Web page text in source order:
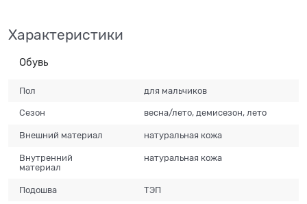
Характеристики
Обувь
Пол для мальчиков
Сезон весна/лето, демисезон, лето
Внешний материал натуральная кожа
Внутренний
материал
натуральная кожа
Подошва ТЭП